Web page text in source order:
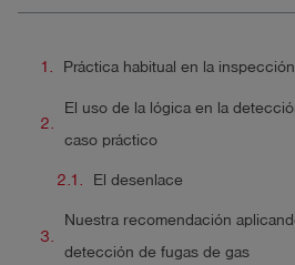
Práctica habitual en la
El uso de la lógica en la
caso práctico
El desenlace
Nuestra recomendación
detección de fugas de gas